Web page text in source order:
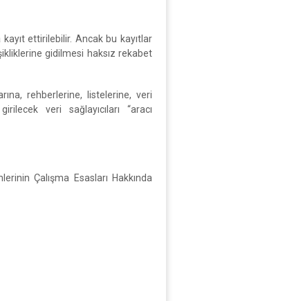
ettirilebilir. Ancak bu kayıtlar
gidilmesi haksız rekabet
rehberlerine, listelerine, veri
veri sağlayıcıları “aracı
Çalışma Esasları Hakkında